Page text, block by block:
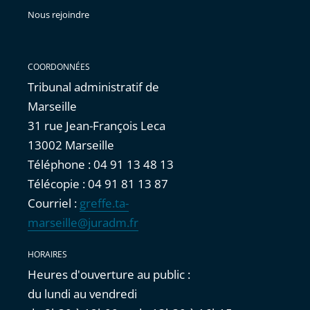
Nous rejoindre
COORDONNÉES
Tribunal administratif de
Marseille
31 rue Jean-François Leca
13002 Marseille
Téléphone : 04 91 13 48 13
Télécopie : 04 91 81 13 87
Courriel : greffe.ta-
marseille@juradm.fr
HORAIRES
Heures d'ouverture au public :
du lundi au vendredi